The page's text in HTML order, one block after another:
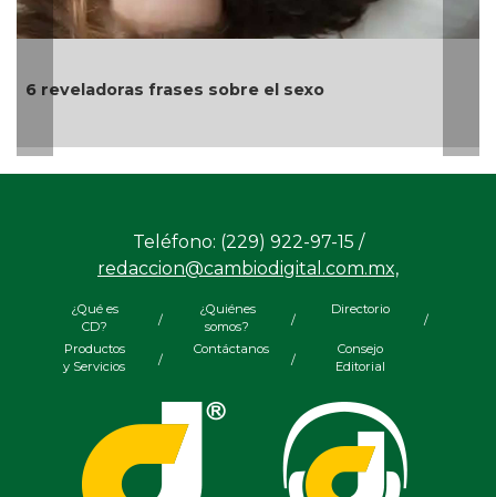
sobre el sexo
Día Internacional
Teléfono: (229) 922-97-15 /
redaccion@cambiodigital.com.mx,
¿Qué es
CD?
/
¿Quiénes
somos?
/
Directorio
/
Productos
y Servicios
/
Contáctanos
/
Consejo
Editorial